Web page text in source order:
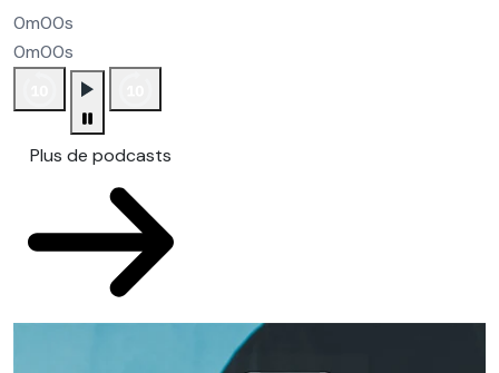
0m00s
0m00s
Plus de podcasts